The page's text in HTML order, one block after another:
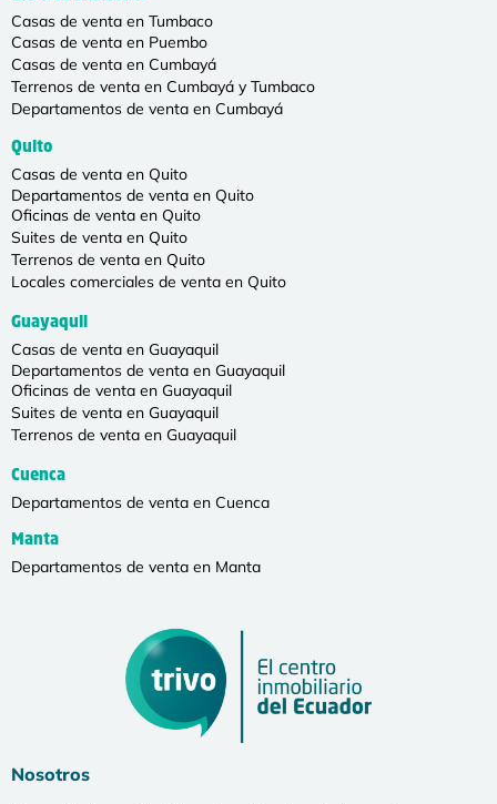
Casas de venta en Tumbaco
Casas de venta en Puembo
Casas de venta en Cumbayá
Terrenos de venta en Cumbayá y Tumbaco
Departamentos de venta en Cumbayá
Quito
Casas de venta en Quito
Departamentos de venta en Quito
Oficinas de venta en Quito
Suites de venta en Quito
Terrenos de venta en Quito
Locales comerciales de venta en Quito
Guayaquil
Casas de venta en Guayaquil
Departamentos de venta en Guayaquil
Oficinas de venta en Guayaquil
Suites de venta en Guayaquil
Terrenos de venta en Guayaquil
Cuenca
Departamentos de venta en Cuenca
Manta
Departamentos de venta en Manta
Nosotros